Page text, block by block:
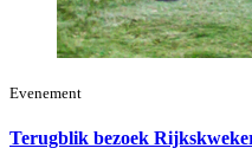
Evenement
Terugblik bezoek